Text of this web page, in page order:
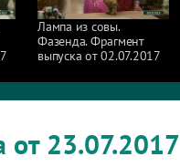
Лампа из совы.
Фазенда. Фрагмент
выпуска от 02.07.2017
от 23.07.2017